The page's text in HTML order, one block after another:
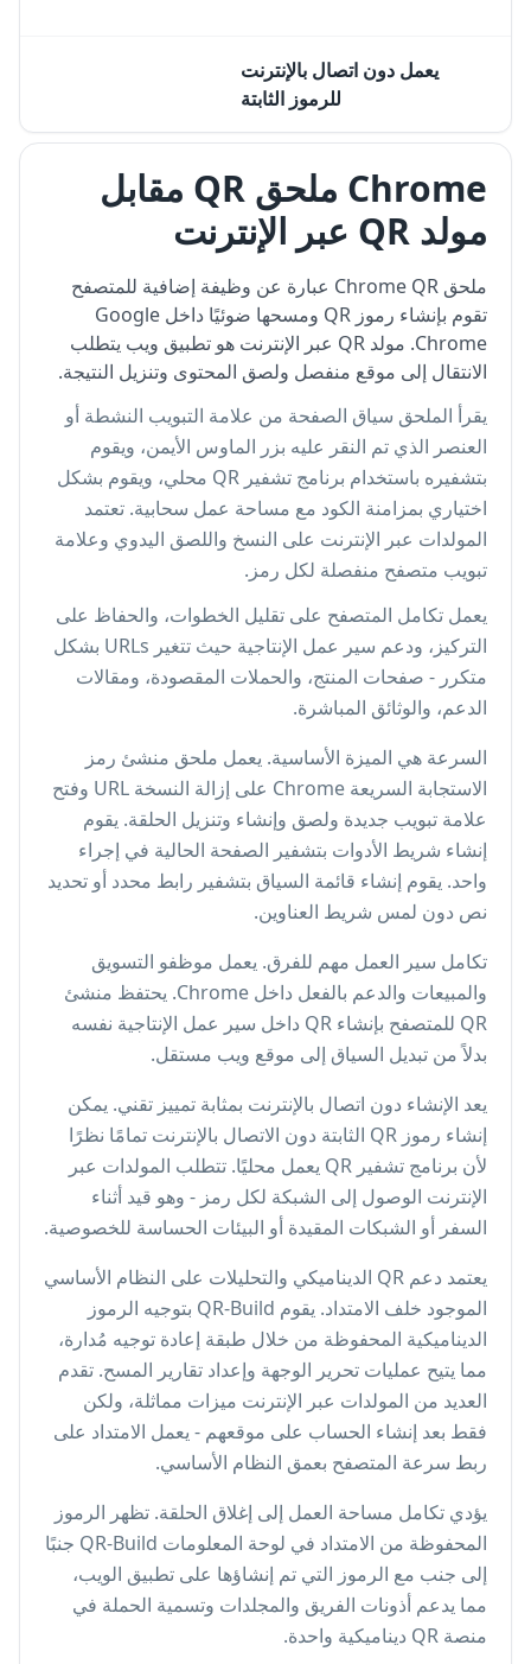
يعمل دون اتصال بالإنترنت
للرموز الثابتة
Chrome ملحق QR مقابل
مولد QR عبر الإنترنت
ملحق Chrome QR عبارة عن وظيفة إضافية للمتصفح
تقوم بإنشاء رموز QR ومسحها ضوئيًا داخل Google
Chrome. مولد QR عبر الإنترنت هو تطبيق ويب يتطلب
الانتقال إلى موقع منفصل ولصق المحتوى وتنزيل النتيجة.
يقرأ الملحق سياق الصفحة من علامة التبويب النشطة أو
العنصر الذي تم النقر عليه بزر الماوس الأيمن، ويقوم
بتشفيره باستخدام برنامج تشفير QR محلي، ويقوم بشكل
اختياري بمزامنة الكود مع مساحة عمل سحابية. تعتمد
المولدات عبر الإنترنت على النسخ واللصق اليدوي وعلامة
تبويب متصفح منفصلة لكل رمز.
يعمل تكامل المتصفح على تقليل الخطوات، والحفاظ على
التركيز، ودعم سير عمل الإنتاجية حيث تتغير URLs بشكل
متكرر - صفحات المنتج، والحملات المقصودة، ومقالات
الدعم، والوثائق المباشرة.
السرعة هي الميزة الأساسية. يعمل ملحق منشئ رمز
الاستجابة السريعة Chrome على إزالة النسخة URL وفتح
علامة تبويب جديدة ولصق وإنشاء وتنزيل الحلقة. يقوم
إنشاء شريط الأدوات بتشفير الصفحة الحالية في إجراء
واحد. يقوم إنشاء قائمة السياق بتشفير رابط محدد أو تحديد
نص دون لمس شريط العناوين.
تكامل سير العمل مهم للفرق. يعمل موظفو التسويق
والمبيعات والدعم بالفعل داخل Chrome. يحتفظ منشئ
QR للمتصفح بإنشاء QR داخل سير عمل الإنتاجية نفسه
بدلاً من تبديل السياق إلى موقع ويب مستقل.
يعد الإنشاء دون اتصال بالإنترنت بمثابة تمييز تقني. يمكن
إنشاء رموز QR الثابتة دون الاتصال بالإنترنت تمامًا نظرًا
لأن برنامج تشفير QR يعمل محليًا. تتطلب المولدات عبر
الإنترنت الوصول إلى الشبكة لكل رمز - وهو قيد أثناء
السفر أو الشبكات المقيدة أو البيئات الحساسة للخصوصية.
يعتمد دعم QR الديناميكي والتحليلات على النظام الأساسي
الموجود خلف الامتداد. يقوم QR-Build بتوجيه الرموز
الديناميكية المحفوظة من خلال طبقة إعادة توجيه مُدارة،
مما يتيح عمليات تحرير الوجهة وإعداد تقارير المسح. تقدم
العديد من المولدات عبر الإنترنت ميزات مماثلة، ولكن
فقط بعد إنشاء الحساب على موقعهم - يعمل الامتداد على
ربط سرعة المتصفح بعمق النظام الأساسي.
يؤدي تكامل مساحة العمل إلى إغلاق الحلقة. تظهر الرموز
المحفوظة من الامتداد في لوحة المعلومات QR-Build جنبًا
إلى جنب مع الرموز التي تم إنشاؤها على تطبيق الويب،
مما يدعم أذونات الفريق والمجلدات وتسمية الحملة في
منصة QR ديناميكية واحدة.